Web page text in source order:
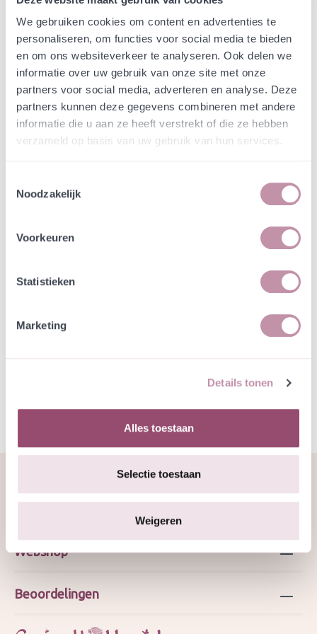
We gebruiken cookies om content en advertenties te
personaliseren, om functies voor social media te bieden
en om ons websiteverkeer te analyseren. Ook delen we
informatie over uw gebruik van onze site met onze
partners voor social media, adverteren en analyse. Deze
partners kunnen deze gegevens combineren met andere
informatie die u aan ze heeft verstrekt of die ze hebben
verzameld op basis van uw gebruik van hun services.
Noodzakelijk
Voorkeuren
Statistieken
Marketing
Details tonen
Alles toestaan
Selectie toestaan
Weigeren
Testmengsel
onderdrukking
Reuzenberenklauw -
Flevoland
In een zakje zitten genoeg zaden om
incl. btw
- + € 0,58
In winkelwagen Bewaren
Natuurvriendelijke kwekerij
Webshop
Beoordelingen